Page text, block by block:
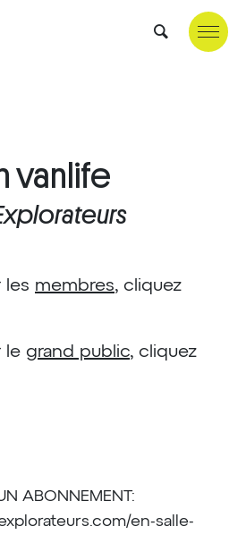
vanlife
les membres, cliquez
le grand public, cliquez
ABONNEMENT:
en-salle-